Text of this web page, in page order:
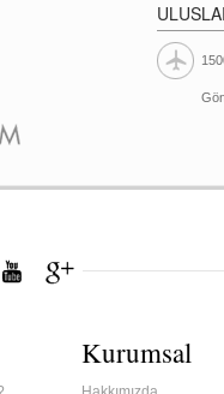
Kurumsal